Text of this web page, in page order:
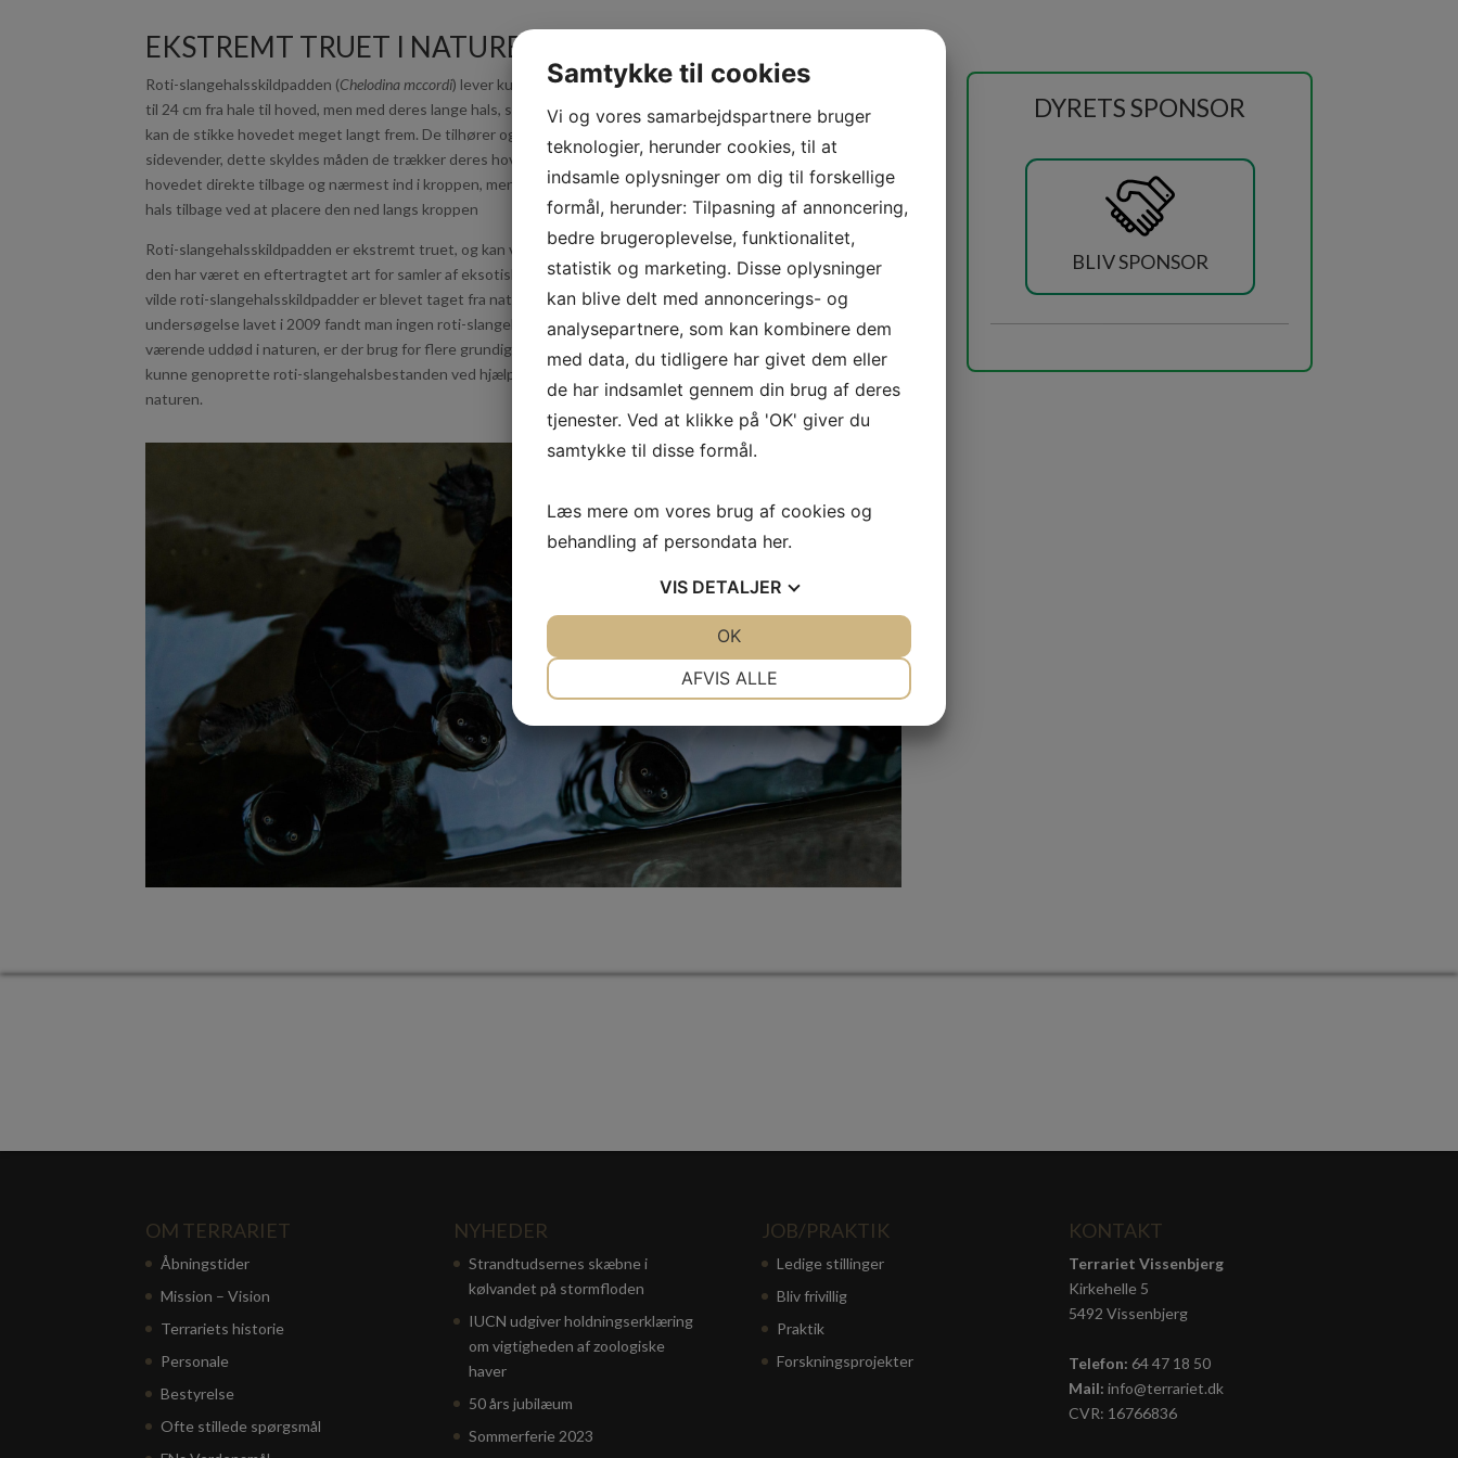
EKSTREMT TRUET I NATUREN
Roti-slangehalsskildpadden (Chelodina mccordi) lever kun på øen Rote i Indonesien. Deres skjold måler mellem 18
til 24 cm fra hale til hoved, men med deres lange hals, som den kan strække omkring 2/3 af deres skjoldlængde
kan de stikke hovedet meget langt frem. De tilhører også en speciel gruppe af skildpadder, som kaldes for
sidevender, dette skyldes måden de trækker deres hoved og lange hals tilbage. Andre skildpadder trækker
hovedet direkte tilbage og nærmest ind i kroppen, men pga. den lange hals trækker sidevender deres hoved og
hals tilbage ved at placere den ned langs kroppen
Roti-slangehalsskildpadden er ekstremt truet, og kan være forsvundet fra naturen. Dette skyldes i stor grad at
den har været en eftertragtet art for samler af eksotiske skildpadder, hvilket har resulteret i at næsten alle de
vilde roti-slangehalsskildpadder er blevet taget fra naturen og solgt videre til samlere. Efter grundige
undersøgelse lavet i 2009 fandt man ingen roti-slangehalsskildpadder i naturen, men inden man erklærer den for
værende uddød i naturen, er der brug for flere grundige undersøgelser. Man håber at man på længere sigt vil
kunne genoprette roti-slangehalsbestanden ved hjælp af avlsprogrammer, og udsætte de unge skildpadder i
naturen.
DYRETS SPONSOR
BLIV SPONSOR
OM TERRARIET
Åbningstider
Mission – Vision
Terrariets historie
Personale
Bestyrelse
Ofte stillede spørgsmål
NYHEDER
Strandtudsernes skæbne i
kølvandet på stormfloden
IUCN udgiver holdningserklæring
om vigtigheden af zoologiske
haver
50 års jubilæum
Sommerferie 2023
JOB/PRAKTIK
Ledige stillinger
Bliv frivillig
Praktik
Forskningsprojekter
KONTAKT
Terrariet Vissenbjerg
Kirkehelle 5
5492 Vissenbjerg
Telefon: 64 47 18 50
Mail: info@terrariet.dk
CVR: 16766836
Samtykke til cookies
Vi og vores samarbejdspartnere bruger
teknologier, herunder cookies, til at
indsamle oplysninger om dig til forskellige
formål, herunder: Tilpasning af annoncering,
bedre brugeroplevelse, funktionalitet,
statistik og marketing. Disse oplysninger
kan blive delt med annoncerings- og
analysepartnere, som kan kombinere dem
med data, du tidligere har givet dem eller
de har indsamlet gennem din brug af deres
tjenester. Ved at klikke på 'OK' giver du
samtykke til disse formål.
Læs mere om vores brug af cookies og
behandling af persondata her.
VIS DETALJER
MARKETING STATISTIK
AFVIS ALLE
OK